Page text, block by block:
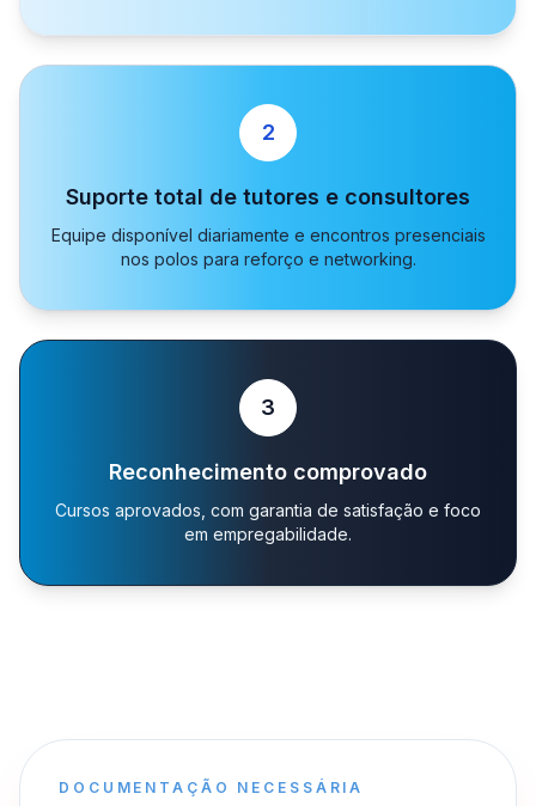
2
Suporte total de tutores e consultores
Equipe disponível diariamente e encontros presenciais
nos polos para reforço e networking.
3
Reconhecimento comprovado
Cursos aprovados, com garantia de satisfação e foco
em empregabilidade.
DOCUMENTAÇÃO NECESSÁRIA